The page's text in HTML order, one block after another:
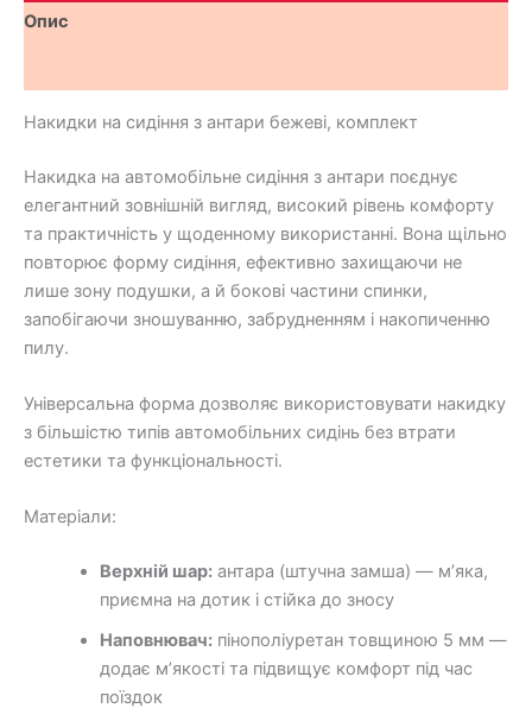
Опис
Накидки на сидіння з антари бежеві, комплект
Накидка на автомобільне сидіння з антари поєднує
елегантний зовнішній вигляд, високий рівень комфорту
та практичність у щоденному використанні. Вона щільно
повторює форму сидіння, ефективно захищаючи не
лише зону подушки, а й бокові частини спинки,
запобігаючи зношуванню, забрудненням і накопиченню
пилу.
Універсальна форма дозволяє використовувати накидку
з більшістю типів автомобільних сидінь без втрати
естетики та функціональності.
Матеріали:
Верхній шар:антара (штучна замша) — м’яка,
приємна на дотик і стійка до зносу
Наповнювач:пінополіуретан товщиною 5 мм —
додає м’якості та підвищує комфорт під час
поїздок